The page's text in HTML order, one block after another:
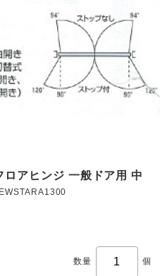
アヒンジ 一般ドア用 中
数量 個